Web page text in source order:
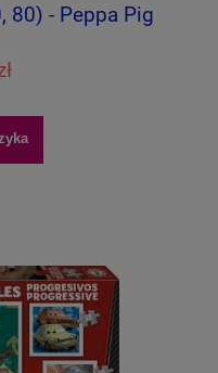
80) - Peppa Pig